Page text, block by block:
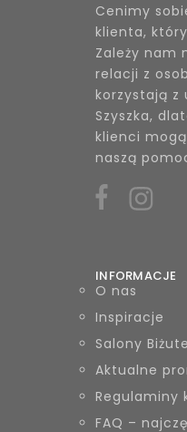
Cenimy
klienta,
Zależy nam
relacji z
korzystają z
Szyszka,
klienci
naszą
INFORMACJE
O nas
Inspiracje
Salony
Aktualne
Regulaminy
FAQ –